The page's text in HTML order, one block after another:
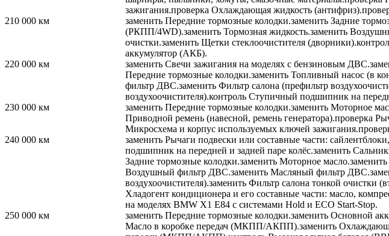
зажигания.проверка Охлаждающая жидкость (антифриз).
210 000 км заменить Передние тормозные колодки.заменить Задние
(РКПП/4WD).заменить Тормозная жидкость.заменить
очистки.заменить Щетки стеклоочистителя (дворники).
аккумулятор (АКБ).
220 000 км заменить Свечи зажигания на моделях с бензиновым ДВС.
Передние тормозные колодки.заменить Топливный насос (в
фильтр ДВС.заменить Фильтр салона (префильтр
воздухоочистителя).контроль Ступичный подшипник на
230 000 км заменить Передние тормозные колодки.заменить Моторное
Приводной ремень (навесной, ремень генератора).проверка
Микросхема и корпус используемых ключей зажигания.
240 000 км заменить Рычаги подвески или составные части:
подшипник на передней и задней паре колёс.заменить
Задние тормозные колодки.заменить Моторное масло.заменить
Воздушный фильтр ДВС.заменить Масляный фильтр ДВС.
воздухоочистителя).заменить Фильтр салона тонкой очистки
Хладогент кондиционера и его составные части: масло,
на моделях BMW X1 E84 с системами Hold и ECO Start-Stop.
250 000 км заменить Передние тормозные колодки.заменить Основной
Масло в коробке передач (МКПП/АКПП).заменить